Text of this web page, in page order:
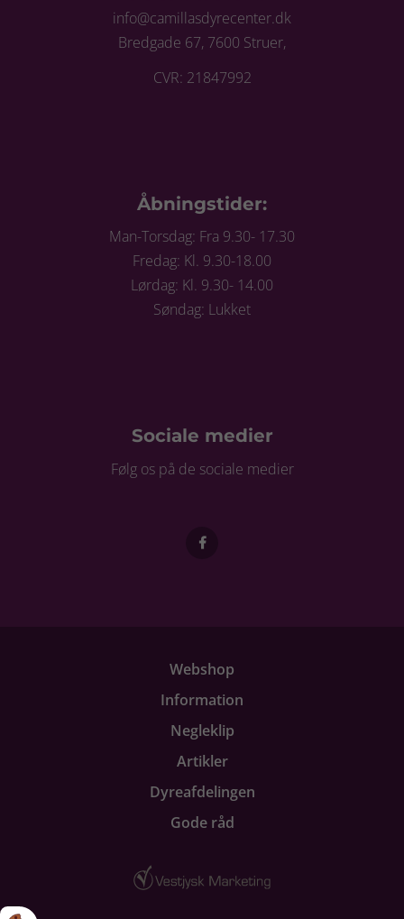
info@camillasdyrecenter.dk
Bredgade 67, 7600 Struer,
CVR: 21847992
Åbningstider:
Man-Torsdag: Fra 9.30- 17.30
Fredag: Kl. 9.30-18.00
Lørdag: Kl. 9.30- 14.00
Søndag: Lukket
Sociale medier
Følg os på de sociale medier
Webshop
Information
Negleklip
Artikler
Dyreafdelingen
Gode råd